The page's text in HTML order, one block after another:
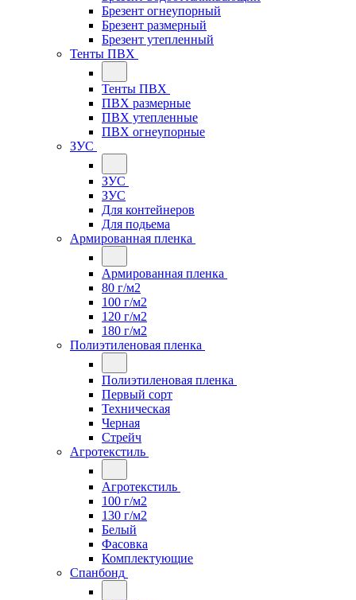
Брезент огнеупорный
Брезент размерный
Брезент утепленный
Тенты ПВХ
Тенты ПВХ
ПВХ размерные
ПВХ утепленные
ПВХ огнеупорные
ЗУС
ЗУС
ЗУС
Для контейнеров
Для подьема
Армированная пленка
Армированная пленка
80 г/м2
100 г/м2
120 г/м2
180 г/м2
Полиэтиленовая пленка
Полиэтиленовая пленка
Первый сорт
Техническая
Черная
Стрейч
Агротекстиль
Агротекстиль
100 г/м2
130 г/м2
Белый
Фасовка
Комплектующие
Спанбонд